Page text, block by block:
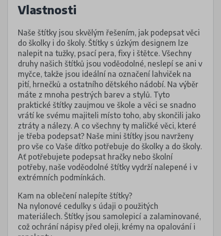
Vlastnosti
Naše štítky jsou skvělým řešením, jak podepsat věci
do školky i do školy. Štítky s úzkým designem lze
nalepit na tužky, psací pera, fixy i štětce. Všechny
druhy našich štítků jsou voděodolné, neslepí se ani v
myčce, takže jsou ideální na označení lahviček na
pití, hrnečků a ostatního dětského nádobí. Na výběr
máte z mnoha pestrých barev a stylů. Tyto
praktické štítky zaujmou ve škole a věci se snadno
vrátí ke svému majiteli místo toho, aby skončili jako
ztráty a nálezy. A co všechny ty maličké věci, které
je třeba podepsat? Naše mini štítky jsou navrženy
pro vše co Vaše dítko potřebuje do školky a do školy.
Ať potřebujete podepsat hračky nebo školní
potřeby, naše voděodolné štítky vydrží nalepené i v
extrémních podmínkách.
Kam na oblečení nalepíte štítky?
Na nylonové cedulky s údaji o použitých
materiálech. Štítky jsou samolepicí a zalaminované,
což ochrání nápisy před oleji, krémy na opalování i